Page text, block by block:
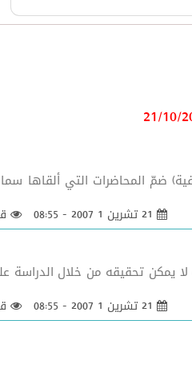
ضمّ المحاضرات التي ألقاها
يمكن تحقيقه من خلال الدراسة